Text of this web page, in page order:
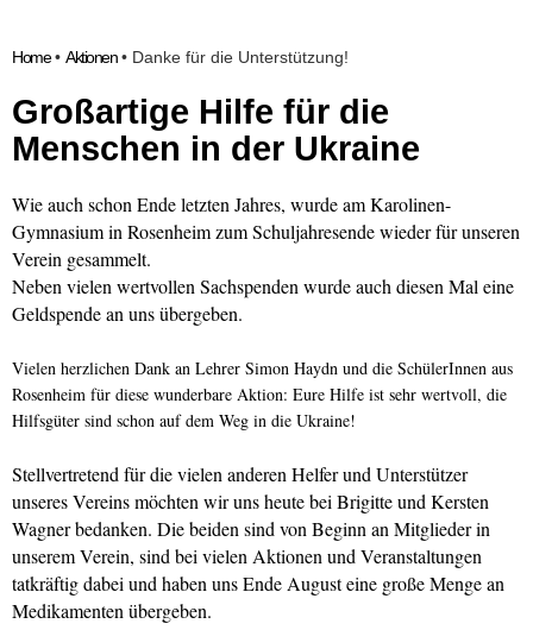
Home• Aktionen• Danke für die Unterstützung!
Großartige Hilfe für die
Menschen in der Ukraine
Wie auch schon Ende letzten Jahres, wurde am Karolinen-
Gymnasium in Rosenheim zum Schuljahresende wieder für unseren
Verein gesammelt.
Neben vielen wertvollen Sachspenden wurde auch diesen Mal eine
Geldspende an uns übergeben.
Vielen herzlichen Dank an Lehrer Simon Haydn und die SchülerInnen aus
Rosenheim für diese wunderbare Aktion: Eure Hilfe ist sehr wertvoll, die
Hilfsgüter sind schon auf dem Weg in die Ukraine!
Stellvertretend für die vielen anderen Helfer und Unterstützer
unseres Vereins möchten wir uns heute bei Brigitte und Kersten
Wagner bedanken. Die beiden sind von Beginn an Mitglieder in
unserem Verein, sind bei vielen Aktionen und Veranstaltungen
tatkräftig dabei und haben uns Ende August eine große Menge an
Medikamenten übergeben.